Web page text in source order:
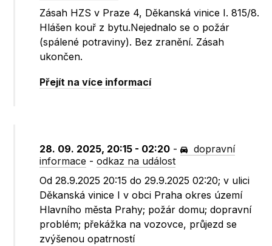
Zásah HZS v Praze 4, Děkanská vinice I. 815/8.
Hlášen kouř z bytu.Nejednalo se o požár
(spálené potraviny). Bez zranění. Zásah
ukončen.
Přejít na více informací
28. 09. 2025, 20:15 - 02:20 -
dopravní
informace -odkaz na událost
Od 28.9.2025 20:15 do 29.9.2025 02:20; v ulici
Děkanská vinice I v obci Praha okres území
Hlavního města Prahy; požár domu; dopravní
problém; překážka na vozovce, průjezd se
zvýšenou opatrností